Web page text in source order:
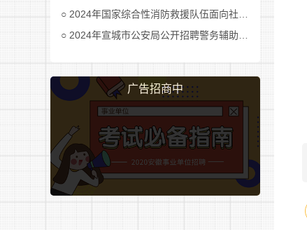
2024年国家综合性消防救援队伍面向社会招录消防员公告
2024年宣城市公安局公开招聘警务辅助人员公告
广告招商中